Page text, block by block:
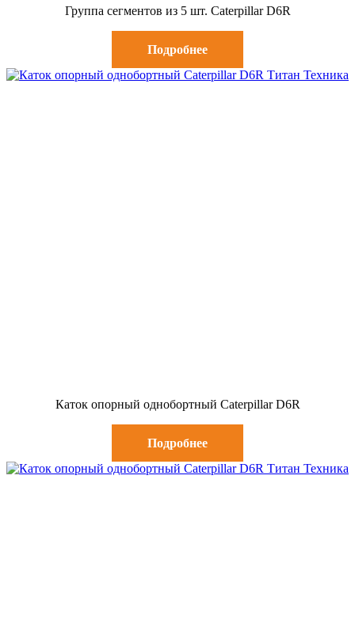
Группа сегментов из 5 шт. Caterpillar D6R
Подробнее
Каток опорный однобортный Caterpillar D6R
Подробнее